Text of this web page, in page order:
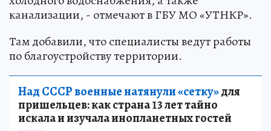
канализации, - отмечают в ГБУ МО «УТНКР».
Там добавили, что специалисты ведут работы
по благоустройству территории.
Над СССР военные натянули «сетку»для
пришельцев: как страна 13 лет тайно
искала и изучала инопланетных гостей